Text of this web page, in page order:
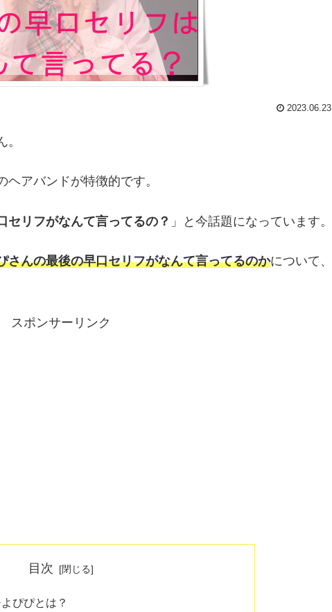
2023.06.23
。
アバンドが特徴的です。
セリフがなんて言ってるの？ 」と今話題になっています。
さんの最後の早口セリフがなんて言ってるのかについて、
スポンサーリンク
目次
ぴぴとは？